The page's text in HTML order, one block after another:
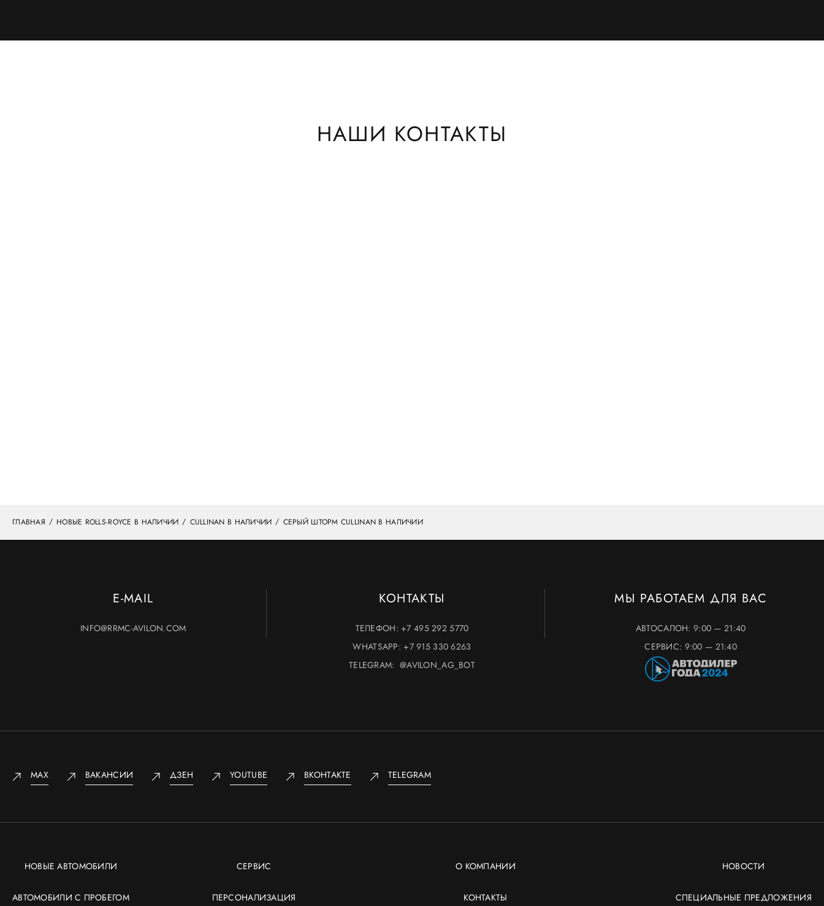
НАШИ КОНТАКТЫ
ГЛАВНАЯ НОВЫЕ ROLLS-ROYCE В НАЛИЧИИ CULLINAN В НАЛИЧИИ CЕРЫЙ ШТОРМ CULLINAN В НАЛИЧИИ
E-MAIL
INFO@RRMC-AVILON.COM
КОНТАКТЫ
ТЕЛЕФОН: +7 495 292 5770
WHATSAPP: +7 915 330 6263
TELEGRAM:@AVILON_AG_BOT
МЫ РАБОТАЕМ ДЛЯ ВАС
АВТОСАЛОН: 9:00 — 21:40
СЕРВИС: 9:00 — 21:40
MAX ВАКАНСИИ ДЗЕН YOUTUBE ВКОНТАКТЕ TELEGRAM
НОВЫЕ АВТОМОБИЛИ
АВТОМОБИЛИ С ПРОБЕГОМ
СЕРВИС
ПЕРСОНАЛИЗАЦИЯ
О КОМПАНИИ
КОНТАКТЫ
НОВОСТИ
СПЕЦИАЛЬНЫЕ ПРЕДЛОЖЕНИЯ